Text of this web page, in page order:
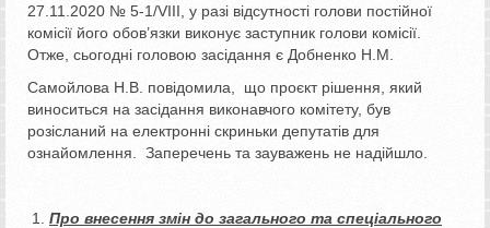
27.11.2020 № 5-1/VІІІ, у разі відсутності голови постійної
комісії його обов’язки виконує заступник голови комісії.
Отже, сьогодні головою засідання є Добненко Н.М.
Самойлова Н.В. повідомила, що проєкт рішення, який
виноситься на засідання виконавчого комітету, був
розісланий на електронні скриньки депутатів для
ознайомлення. Заперечень та зауважень не надійшло.
Про внесення змін до загального та спеціального